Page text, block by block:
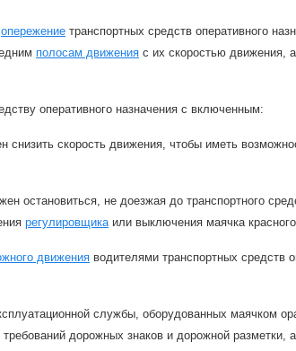
опережение транспортных средств оперативного
полосам движения с их скоростью движения,
оперативного назначения с включенным:
снизить скорость движения, чтобы иметь
остановиться, не доезжая до транспортного
регулировщикаили выключения маячка
движения водителями транспортных средств
службы, оборудованных маячком
дорожных знаков и дорожной разметки,